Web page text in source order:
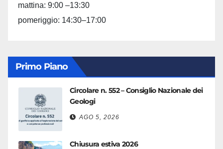
mattina: 9:00 –13:30
pomeriggio: 14:30–17:00
Primo Piano
Circolare n. 552 – Consiglio Nazionale dei
Geologi
AGO 5, 2026
Chiusura estiva 2026